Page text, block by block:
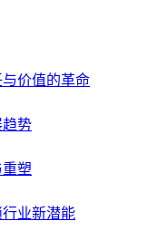
价值的革命
趋势
塑
业新潜能